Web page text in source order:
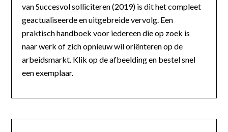
van Succesvol solliciteren (2019) is dit het compleet
geactualiseerde en uitgebreide vervolg. Een
praktisch handboek voor iedereen die op zoek is
naar werk of zich opnieuw wil oriënteren op de
arbeidsmarkt. Klik op de afbeelding en bestel snel
een exemplaar.